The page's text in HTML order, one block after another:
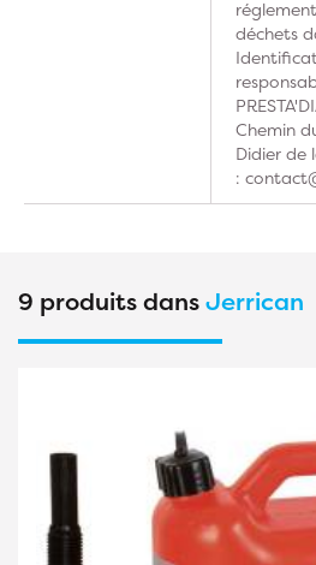
déchets
Chemin
Didier de
:
9 produits dansJerrican